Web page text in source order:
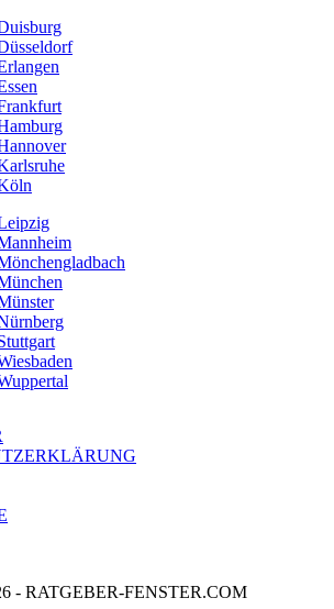
- RATGEBER-FENSTER.COM